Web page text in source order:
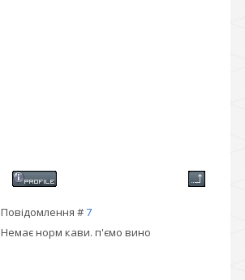
Повідомлення #7
Немає норм кави. п'ємо вино